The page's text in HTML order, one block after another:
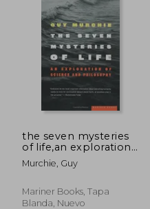
45%
dcto.
$ 122.743
$ 67.509
the seven mysteries
of life,an exploration
of science &
philosophy (en
Murchie, Guy
Mariner Books, Tapa
Blanda, Nuevo